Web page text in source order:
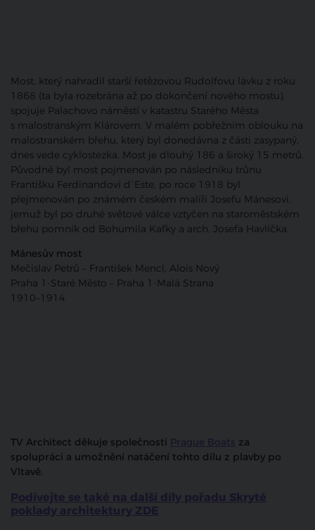
Most, který nahradil starší řetězovou Rudolfovu lávku z roku
1868 (ta byla rozebrána až po dokončení nového mostu),
spojuje Palachovo náměstí v katastru Starého Města
s malostranským Klárovem. V malém pobřežním oblouku na
malostranském břehu, který byl donedávna z části zasypaný,
dnes vede cyklostezka. Most je dlouhý 186 a široký 15 metrů.
Původně byl most pojmenován po následníku trůnu
Františku Ferdinandovi d´Este, po roce 1918 byl
přejmenován po známém českém malíři Josefu Mánesovi,
jemuž byl po druhé světové válce vztyčen na staroměstském
břehu pomník od Bohumila Kafky a arch. Josefa Havlíčka.
Mánesův most
Mečislav Petrů – František Mencl, Alois Nový
Praha 1-Staré Město – Praha 1-Malá Strana
1910–1914
TV Architect děkuje společnosti Prague Boats za
spolupráci a umožnění natáčení tohto dílu z plavby po
Vltavě.
Podívejte se také na další díly pořadu Skryté
poklady architektury ZDE